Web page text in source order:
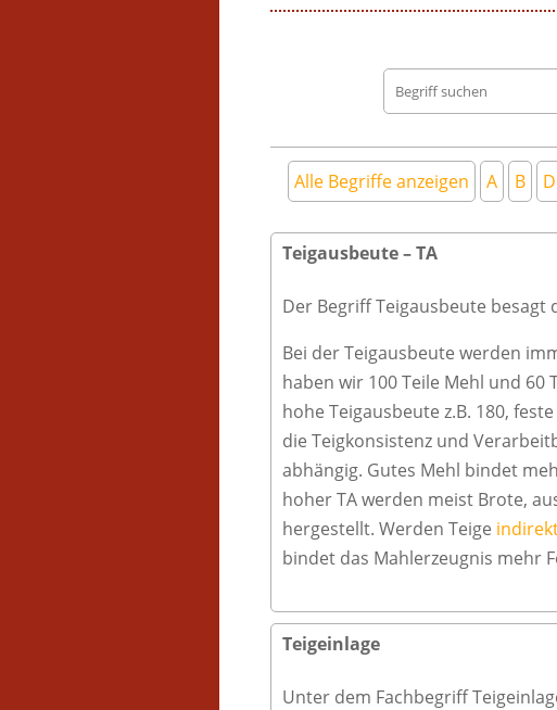
Begriff
suchen
Alle Begriffe anzeigen A B D
Teigausbeute – TA
Der Begriff Teigausbeute besagt
Bei der Teigausbeute werden
haben wir 100 Teile Mehl und 60
hohe Teigausbeute z.B. 180,
die Teigkonsistenz und
abhängig. Gutes Mehl bindet
hoher TA werden meist Brote,
hergestellt. Werden Teige
bindet das Mahlerzeugnis mehr
Teigeinlage
Unter dem Fachbegriff